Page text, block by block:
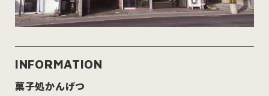
INFORMATION
菓子処かんげつ